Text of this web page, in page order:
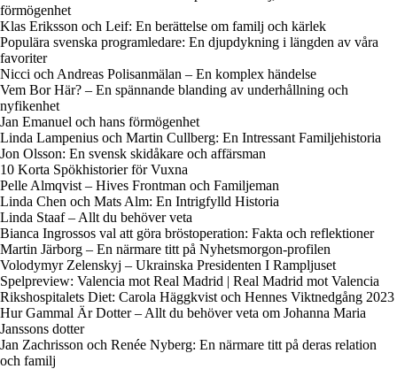
förmögenhet
Klas Eriksson och Leif: En berättelse om familj och kärlek
Populära svenska programledare: En djupdykning i längden av våra
favoriter
Nicci och Andreas Polisanmälan – En komplex händelse
Vem Bor Här? – En spännande blanding av underhållning och
nyfikenhet
Jan Emanuel och hans förmögenhet
Linda Lampenius och Martin Cullberg: En Intressant Familjehistoria
Jon Olsson: En svensk skidåkare och affärsman
10 Korta Spökhistorier för Vuxna
Pelle Almqvist – Hives Frontman och Familjeman
Linda Chen och Mats Alm: En Intrigfylld Historia
Linda Staaf – Allt du behöver veta
Bianca Ingrossos val att göra bröstoperation: Fakta och reflektioner
Martin Järborg – En närmare titt på Nyhetsmorgon-profilen
Volodymyr Zelenskyj – Ukrainska Presidenten I Rampljuset
Spelpreview: Valencia mot Real Madrid | Real Madrid mot Valencia
Rikshospitalets Diet: Carola Häggkvist och Hennes Viktnedgång 2023
Hur Gammal Är Dotter – Allt du behöver veta om Johanna Maria
Janssons dotter
Jan Zachrisson och Renée Nyberg: En närmare titt på deras relation
och familj